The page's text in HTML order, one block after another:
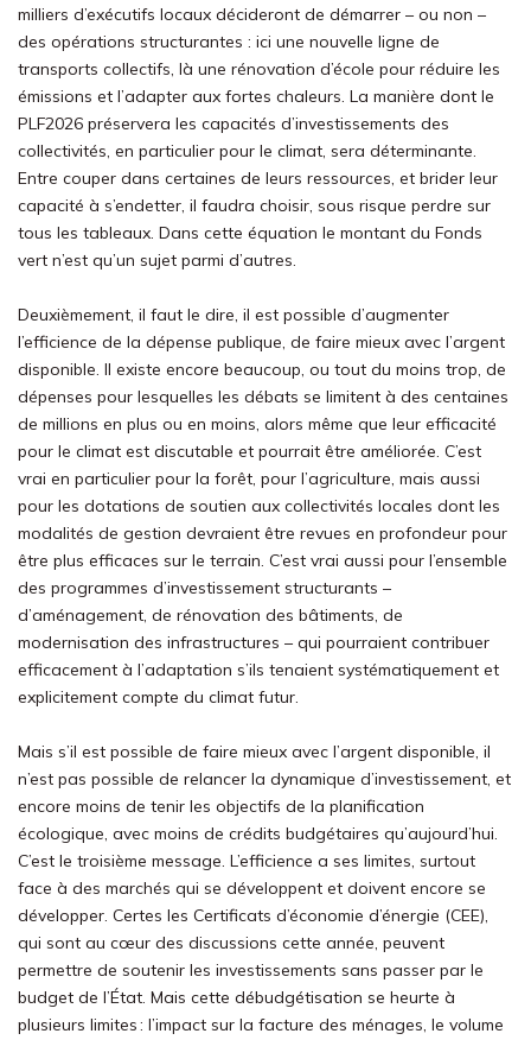
milliers d’exécutifs locaux décideront de démarrer – ou non –
des opérations structurantes : ici une nouvelle ligne de
transports collectifs, là une rénovation d’école pour réduire les
émissions et l’adapter aux fortes chaleurs. La manière dont le
PLF2026 préservera les capacités d’investissements des
collectivités, en particulier pour le climat, sera déterminante.
Entre couper dans certaines de leurs ressources, et brider leur
capacité à s’endetter, il faudra choisir, sous risque perdre sur
tous les tableaux. Dans cette équation le montant du Fonds
vert n’est qu’un sujet parmi d’autres.
Deuxièmement, il faut le dire, il est possible d’augmenter
l’efficience de la dépense publique, de faire mieux avec l’argent
disponible. Il existe encore beaucoup, ou tout du moins trop, de
dépenses pour lesquelles les débats se limitent à des centaines
de millions en plus ou en moins, alors même que leur efficacité
pour le climat est discutable et pourrait être améliorée. C’est
vrai en particulier pour la forêt, pour l’agriculture, mais aussi
pour les dotations de soutien aux collectivités locales dont les
modalités de gestion devraient être revues en profondeur pour
être plus efficaces sur le terrain. C’est vrai aussi pour l’ensemble
des programmes d’investissement structurants –
d’aménagement, de rénovation des bâtiments, de
modernisation des infrastructures – qui pourraient contribuer
efficacement à l’adaptation s’ils tenaient systématiquement et
explicitement compte du climat futur.
Mais s’il est possible de faire mieux avec l’argent disponible, il
n’est pas possible de relancer la dynamique d’investissement, et
encore moins de tenir les objectifs de la planification
écologique, avec moins de crédits budgétaires qu’aujourd’hui.
C’est le troisième message. L’efficience a ses limites, surtout
face à des marchés qui se développent et doivent encore se
développer. Certes les Certificats d’économie d’énergie (CEE),
qui sont au cœur des discussions cette année, peuvent
permettre de soutenir les investissements sans passer par le
budget de l’État. Mais cette débudgétisation se heurte à
plusieurs limites : l’impact sur la facture des ménages, le volume